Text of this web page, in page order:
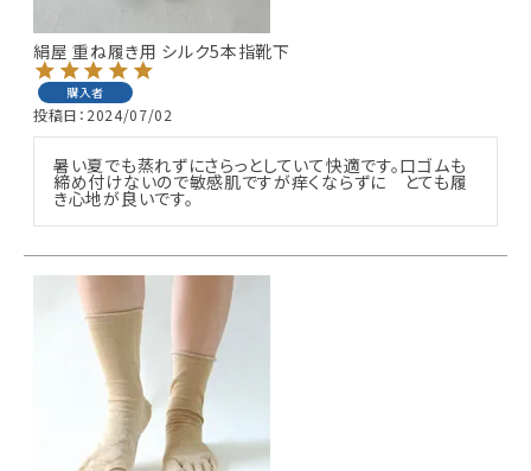
絹屋 重ね履き用 シルク5本指靴下
購入者
投稿日 2024/07/02
暑い夏でも蒸れずにさらっとしていて快適です。口ゴムも
締め付けないので敏感肌ですが痒くならずに　とても履
き心地が良いです。